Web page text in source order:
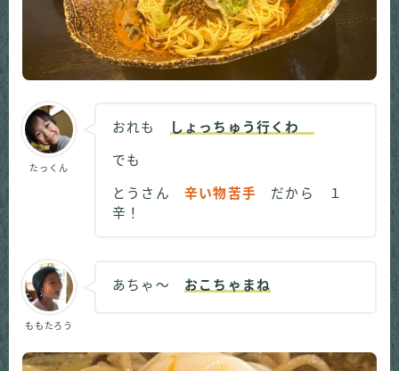
たっくん
おれも しょっちゅう行くわ
でも
とうさん 辛い物苦手 だから １
辛！
ももたろう
あちゃ～ おこちゃまね